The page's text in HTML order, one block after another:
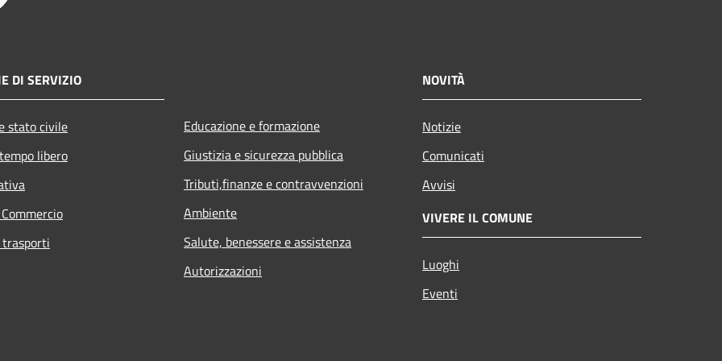
DI SERVIZIO
stato civile
libero
Educazione e formazione
Giustizia e sicurezza pubblica
Tributi,finanze e contravvenzioni
Ambiente
Salute, benessere e assistenza
Autorizzazioni
NOVITÀ
Notizie
Comunicati
Avvisi
VIVERE IL COMUNE
Luoghi
Eventi